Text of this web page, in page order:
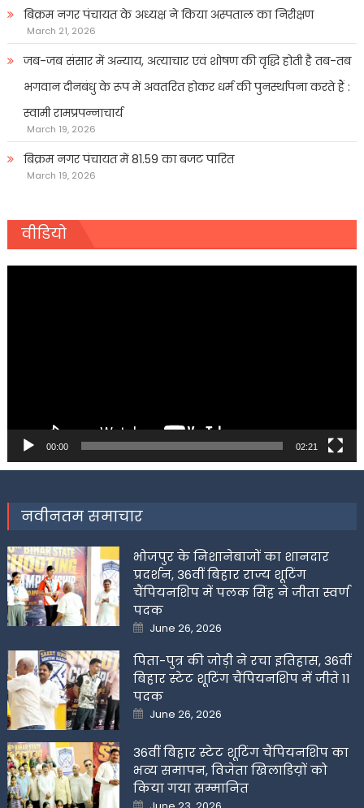
बिक्रम नगर पंचायत के अध्यक्ष ने किया अस्पताल का निरीक्षण
March 21, 2026
जब-जब संसार में अन्याय, अत्याचार एवं शोषण की वृद्धि होती है तब-तब
भगवान दीनबंधु के रूप में अवतरित होकर धर्म की पुनर्स्थापना करते हैं :
स्वामी रामप्रपन्नाचार्य
March 19, 2026
बिक्रम नगर पंचायत में 81.59 का बजट पारित
March 19, 2026
वीडियो
00:00 02:21
नवीनतम समाचार
भोजपुर के निशानेबाजों का शानदार
प्रदर्शन, 36वीं बिहार राज्य शूटिंग
चैंपियनशिप में पलक सिंह ने जीता स्वर्ण
पदक
Posted
on
June 26, 2026
पिता-पुत्र की जोड़ी ने रचा इतिहास, 36वीं
बिहार स्टेट शूटिंग चैंपियनशिप में जीते 11
पदक
Posted
on
June 26, 2026
36वीं बिहार स्टेट शूटिंग चैंपियनशिप का
भव्य समापन, विजेता खिलाडिय़ों को
किया गया सम्मानित
Posted